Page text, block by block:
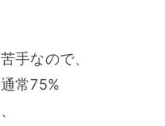
手なので、
常75%